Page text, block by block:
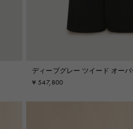
ディープグレー ツイード オー
ト
¥ 547,800